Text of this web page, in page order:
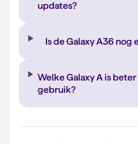
updates?
Is de Galaxy A36 nog
Welke Galaxy A is
gebruik?